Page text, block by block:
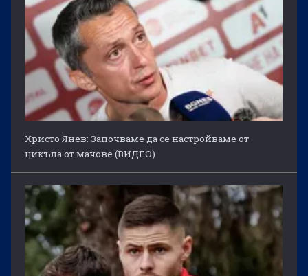
Христо Янев: Започваме да се настройваме от
цикъла от мачове (ВИДЕО)